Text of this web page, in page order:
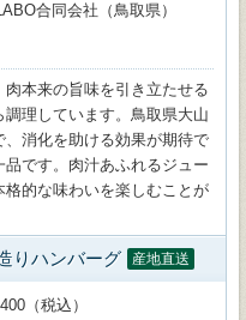
合同会社（鳥取県）
本来の旨味を引き立たせる
理しています。鳥取県大山
消化を助ける効果が期待で
です。肉汁あふれるジュー
的な味わいを楽しむことが
りハンバーグ 産地直送
（税込）